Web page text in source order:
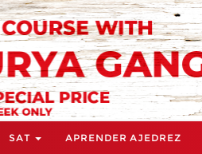
SAT APRENDER AJEDREZ